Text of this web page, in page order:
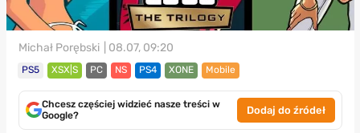
Michał Porębski | 08.07, 09:20
PS5 XSX|S PC NS PS4 XONE Mobile
Chcesz częściej widzieć nasze treści w
Google?
Dodaj do źródeł